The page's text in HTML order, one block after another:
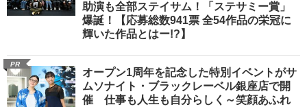
助演も全部ステイサム！「ステサミー賞」
爆誕！【応募総数941票 全54作品の栄冠に
輝いた作品とはー!?】
PR
オープン1周年を記念した特別イベントがサ
ムソナイト・ブラックレーベル銀座店で開
催 仕事も人生も自分らしく～笑顔あふれ